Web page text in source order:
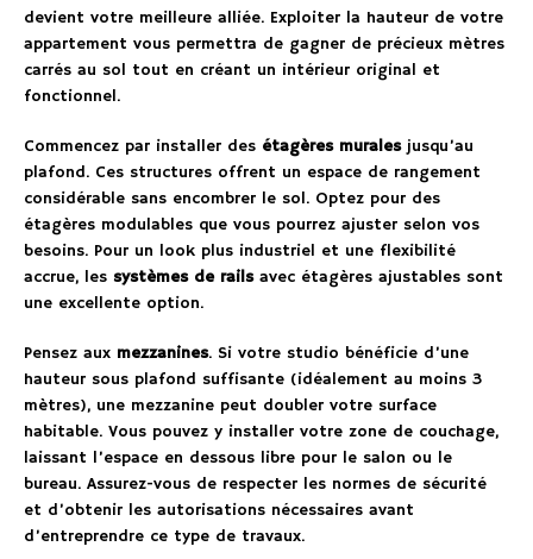
devient votre meilleure alliée. Exploiter la hauteur de votre
appartement vous permettra de gagner de précieux mètres
carrés au sol tout en créant un intérieur original et
fonctionnel.
Commencez par installer des étagères muralesjusqu’au
plafond. Ces structures offrent un espace de rangement
considérable sans encombrer le sol. Optez pour des
étagères modulables que vous pourrez ajuster selon vos
besoins. Pour un look plus industriel et une flexibilité
accrue, les systèmes de railsavec étagères ajustables sont
une excellente option.
Pensez aux mezzanines. Si votre studio bénéficie d’une
hauteur sous plafond suffisante (idéalement au moins 3
mètres), une mezzanine peut doubler votre surface
habitable. Vous pouvez y installer votre zone de couchage,
laissant l’espace en dessous libre pour le salon ou le
bureau. Assurez-vous de respecter les normes de sécurité
et d’obtenir les autorisations nécessaires avant
d’entreprendre ce type de travaux.